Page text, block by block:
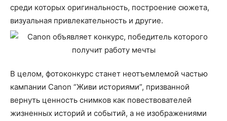
среди которых оригинальность, построение сюжета,
визуальная привлекательность и другие.
В целом, фотоконкурс станет неотъемлемой частью
кампании Canon “Живи историями”, призванной
вернуть ценность снимков как повествователей
жизненных историй и событий, а не изображениями